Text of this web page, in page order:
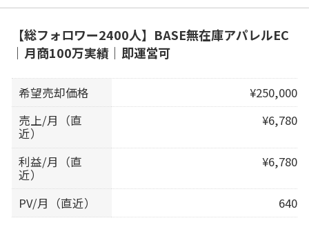
【総フォロワー2400人】BASE無在庫アパレルEC
｜月商100万実績｜即運営可
希望売却価格
¥250,000
売上/月（直
近）
¥6,780
利益/月（直
近）
¥6,780
PV/月（直近） 640